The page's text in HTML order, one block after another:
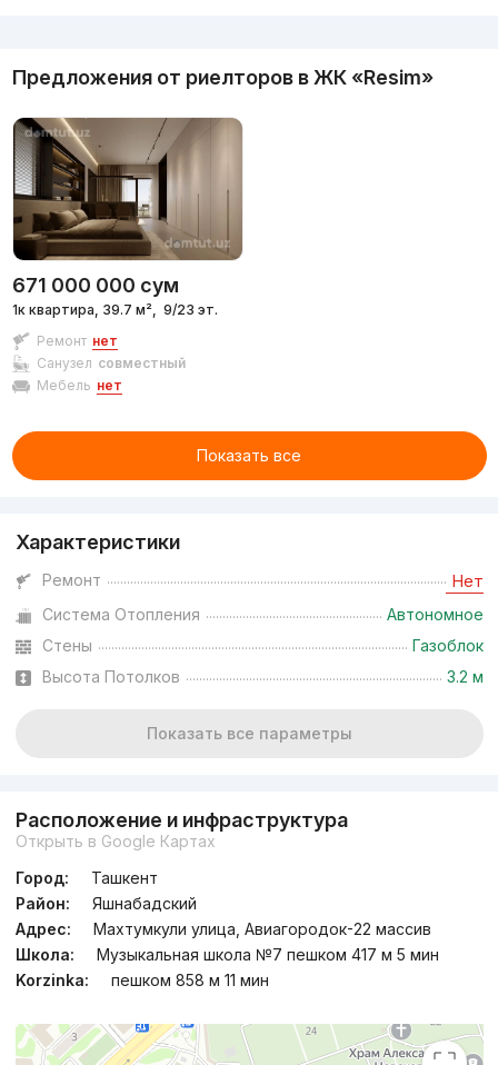
Предложения от риелторов в ЖК «Resim»
671 000 000 сум
1к квартира, 39.7 м², 9/23 эт.
Ремонт нет
Санузел совместный
Мебель нет
Показать все
Характеристики
Ремонт Нет
Система Отопления
Автономное
Стены
Газоблок
Высота Потолков
3.2 м
Показать все параметры
Расположение и инфраструктура
Открыть в Google Картах
Город:
Ташкент
Район:
Яшнабадский
Адрес:
Махтумкули улица, Авиагородок-22 массив
Школа:
Музыкальная школа №7 пешком 417 м 5 мин
Korzinka:
пешком 858 м 11 мин